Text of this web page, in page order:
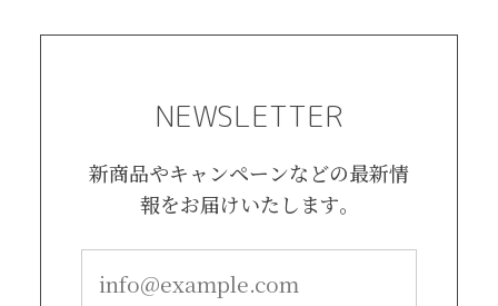
NEWSLETTER
新商品やキャンペーンなどの最新情
報をお届けいたします。